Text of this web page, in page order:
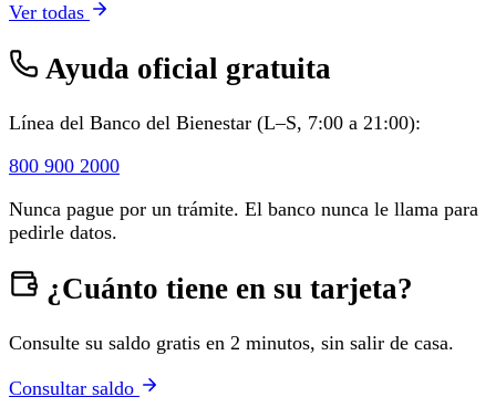
Ver todas
Ayuda oficial gratuita
Línea del Banco del Bienestar (L–S, 7:00 a 21:00):
800 900 2000
Nunca pague por un trámite. El banco nunca le llama para
pedirle datos.
¿Cuánto tiene en su tarjeta?
Consulte su saldo gratis en 2 minutos, sin salir de casa.
Consultar saldo